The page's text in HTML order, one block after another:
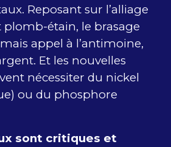
Reposant sur l’alliage
étain, le brasage
appel à l’antimoine,
Et les nouvelles
nécessiter du nickel
ou du phosphore
sont critiques et